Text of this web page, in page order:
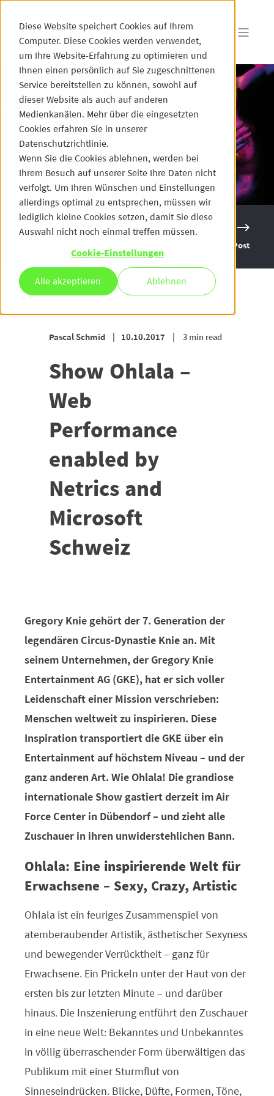
Diese Website speichert Cookies auf Ihrem
Computer. Diese Cookies werden verwendet,
um Ihre Website-Erfahrung zu optimieren und
Ihnen einen persönlich auf Sie zugeschnittenen
Service bereitstellen zu können, sowohl auf
dieser Website als auch auf anderen
Medienkanälen. Mehr über die eingesetzten
Cookies erfahren Sie in unserer
Datenschutzrichtlinie.
Wenn Sie die Cookies ablehnen, werden bei
Ihrem Besuch auf unserer Seite Ihre Daten nicht
verfolgt. Um Ihren Wünschen und Einstellungen
allerdings optimal zu entsprechen, müssen wir
lediglich kleine Cookies setzen, damit Sie diese
Auswahl nicht noch einmal treffen müssen.
Cookie-Einstellungen
Alle akzeptieren Ablehnen
Next Post
Pascal Schmid 10.10.2017 3 min read
Show Ohlala –
Web
Performance
enabled by
Netrics and
Microsoft
Schweiz
Gregory Knie gehört der 7. Generation der
legendären Circus-Dynastie Knie an. Mit
seinem Unternehmen, der Gregory Knie
Entertainment AG (GKE), hat er sich voller
Leidenschaft einer Mission verschrieben:
Menschen weltweit zu inspirieren. Diese
Inspiration transportiert die GKE über ein
Entertainment auf höchstem Niveau – und der
ganz anderen Art. Wie Ohlala! Die grandiose
internationale Show gastiert derzeit im Air
Force Center in Dübendorf – und zieht alle
Zuschauer in ihren unwiderstehlichen Bann.
Ohlala: Eine inspirierende Welt für
Erwachsene – Sexy, Crazy, Artistic
Ohlala ist ein feuriges Zusammenspiel von
atemberaubender Artistik, ästhetischer Sexyness
und bewegender Verrücktheit – ganz für
Erwachsene. Ein Prickeln unter der Haut von der
ersten bis zur letzten Minute – und darüber
hinaus. Die Inszenierung entführt den Zuschauer
in eine neue Welt: Bekanntes und Unbekanntes
in völlig überraschender Form überwältigen das
Publikum mit einer Sturmflut von
Sinneseindrücken. Blicke, Düfte, Formen, Töne,